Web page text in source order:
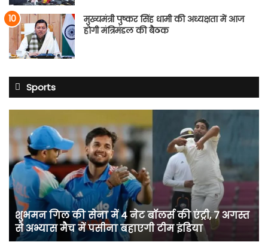
मुख्यमंत्री पुष्कर सिंह धामी की अध्यक्षता में आज
होगी मंत्रिमंडल की बैठक
Sports
गिल
की
में
4
नेट
बॉलर्स
की
एंट्री,
7
शुभमन गिल की सेना में 4 नेट बॉलर्स की एंट्री, 7 अगस्त
से अभ्यास मैच में पसीना बहाएगी टीम इंडिया